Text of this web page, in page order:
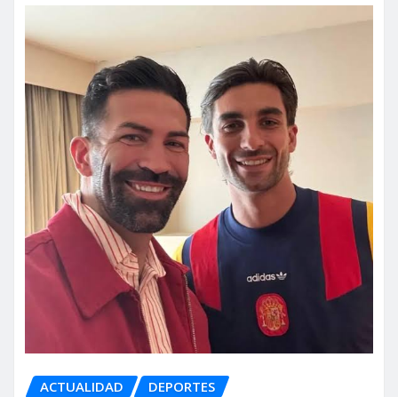
ACTUALIDAD DEPORTES